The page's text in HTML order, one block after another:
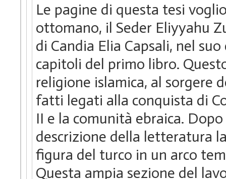
Le pagine di questa tesi
ottomano, il Seder Eliyyahu
di Candia Elia Capsali, nel
capitoli del primo libro.
religione islamica, al sorgere
fatti legati alla conquista di
II e la comunità ebraica.
descrizione della letteratura
figura del turco in un arco
Questa ampia sezione del